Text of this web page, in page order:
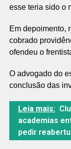
esse teria sido o
Em depoimento,
cobrado
ofendeu o
O advogado do
conclusão das
Leia mais:
academias
pedir